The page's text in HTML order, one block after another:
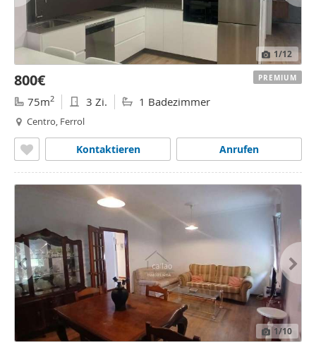
1/12
800€
75m2 3 Zi. 1 Badezimmer
Centro, Ferrol
Anrufen
Kontaktieren
PREMIUM
1/10